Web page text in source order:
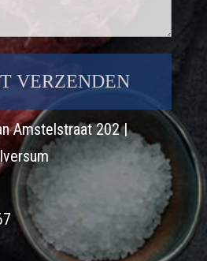
Amstelstraat 202 |